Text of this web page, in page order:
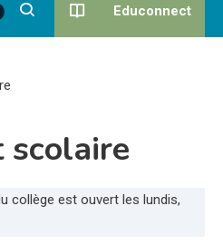
Educonnect
scolaire
collège est ouvert les lundis,